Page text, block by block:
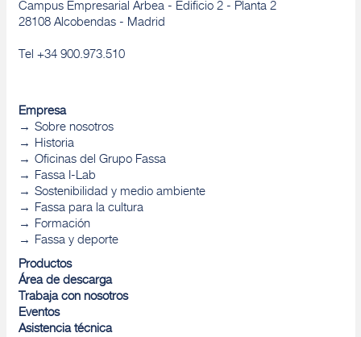
Campus Empresarial Arbea - Edificio 2 - Planta 2
28108 Alcobendas - Madrid
Tel +34 900.973.510
Empresa
Sobre nosotros
Historia
Oficinas del Grupo Fassa
Fassa I-Lab
Sostenibilidad y medio ambiente
Fassa para la cultura
Formación
Fassa y deporte
Productos
Área de descarga
Trabaja con nosotros
Eventos
Asistencia técnica